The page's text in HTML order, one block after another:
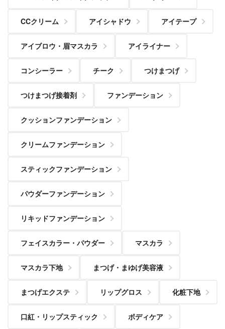
CCクリーム アイシャドウ アイテープ
アイブロウ・眉マスカラ アイライナー
コンシーラー チーク つけまつげ
つけまつげ接着剤 ファンデーション
クッションファンデーション
クリームファンデーション
スティックファンデーション
パウダーファンデーション
リキッドファンデーション
フェイスカラー・パウダー マスカラ
マスカラ下地 まつげ・まゆげ美容液
まつげエクステ リップグロス 化粧下地
口紅・リップスティック ボディケア